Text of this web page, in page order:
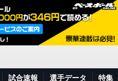
試合速報 選手データ 特集